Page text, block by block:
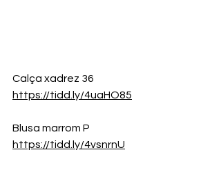
Calça xadrez 36
https://tidd.ly/4uaHO85
Blusa marrom P
https://tidd.ly/4vsnrnU